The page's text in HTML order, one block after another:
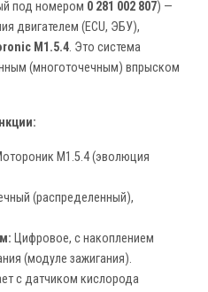
под номером 0 281 002 807) —
двигателем (ECU, ЭБУ),
M1.5.4. Это система
(многоточечным) впрыском
M1.5.4 (эволюция
(распределенный),
Цифровое, с накоплением
(модуле зажигания).
с датчиком кислорода